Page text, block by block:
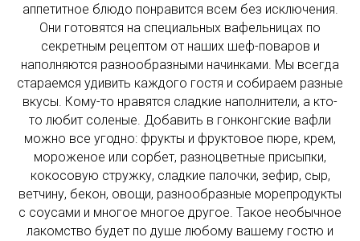
аппетитное блюдо понравится всем без исключения.
Они готовятся на специальных вафельницах по
секретным рецептом от наших шеф-поваров и
наполняются разнообразными начинками. Мы всегда
стараемся удивить каждого гостя и собираем разные
вкусы. Кому-то нравятся сладкие наполнители, а кто-
то любит соленые. Добавить в гонконгские вафли
можно все угодно: фрукты и фруктовое пюре, крем,
мороженое или сорбет, разноцветные присыпки,
кокосовую стружку, сладкие палочки, зефир, сыр,
ветчину, бекон, овощи, разнообразные морепродукты
с соусами и многое многое другое. Такое необычное
лакомство будет по душе любому вашему гостю и